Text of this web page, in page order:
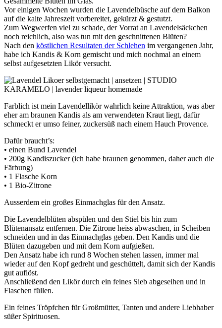
Vor einigen Wochen wurden die Lavendelbüsche auf dem Balkon
auf die kalte Jahreszeit vorbereitet, gekürzt & gestutzt.
Zum Wegwerfen viel zu schade, der Vorrat an Lavendelsäckchen
noch reichlich, also was tun mit den geschnittenen Blüten?
Nach den köstlichen Resultaten der Schlehen im vergangenen Jahr,
habe ich Kandis & Korn gemischt und mich nochmal an einem
selbst aufgesetzten Likör versucht.
Farblich ist mein Lavendellikör wahrlich keine Attraktion, was aber
eher am braunen Kandis als am verwendeten Kraut liegt, dafür
schmeckt er umso feiner, zuckersüß nach einem Hauch Provence.
Dafür braucht’s:
• einen Bund Lavendel
• 200g Kandiszucker (ich habe braunen genommen, daher auch die
Färbung)
• 1 Flasche Korn
• 1 Bio-Zitrone
Ausserdem ein großes Einmachglas für den Ansatz.
Die Lavendelblüten abspülen und den Stiel bis hin zum
Blütenansatz entfernen. Die Zitrone heiss abwaschen, in Scheiben
schneiden und in das Einmachglas geben. Den Kandis und die
Blüten dazugeben und mit dem Korn aufgießen.
Den Ansatz habe ich rund 8 Wochen stehen lassen, immer mal
wieder auf den Kopf gedreht und geschüttelt, damit sich der Kandis
gut auflöst.
Anschließend den Likör durch ein feines Sieb abgeseihen und in
Flaschen füllen.
Ein feines Tröpfchen für Großmütter, Tanten und andere Liebhaber
süßer Spirituosen.